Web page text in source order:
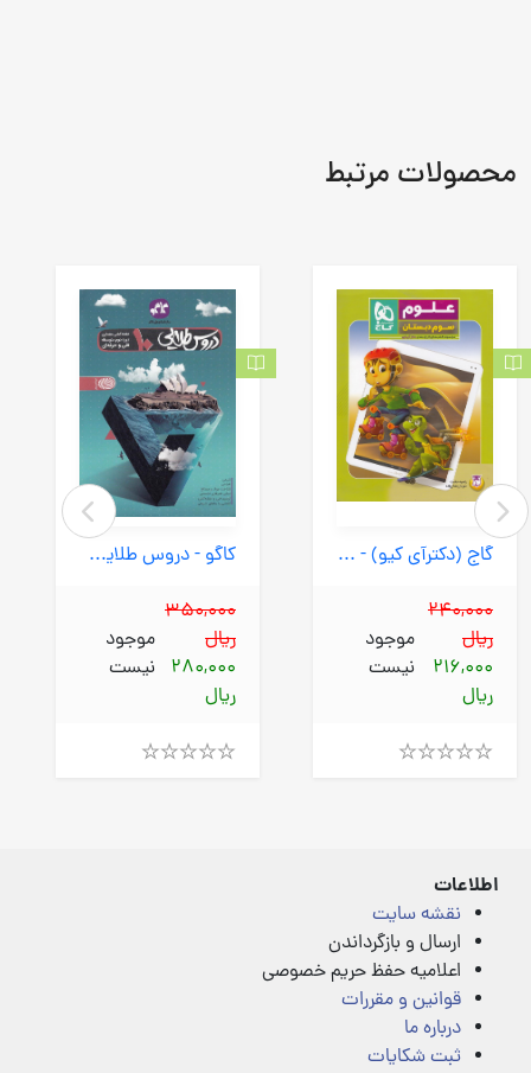
محصولات مرتبط
کاگو - دروس طلایی 10دهم فنی نقشه کشی معماری
350,000
ریال
280,000
ریال
موجود
نیست
گاج (دکترآی کیو) - علوم سوم 97
240,000
ریال
216,000
ریال
موجود
نیست
اطلاعات
نقشه سایت
ارسال و بازگرداندن
اعلامیه حفظ حریم خصوصی
قوانین و مقررات
درباره ما
ثبت شکایات